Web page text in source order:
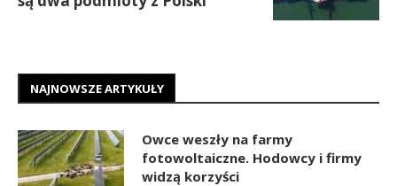
NAJNOWSZE ARTYKUŁY
Owce weszły na farmy
fotowoltaiczne. Hodowcy i firmy
widzą korzyści